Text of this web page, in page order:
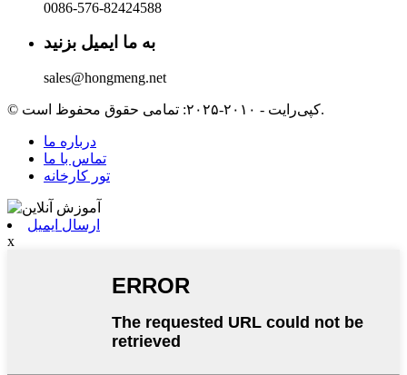
0086-576-82424588
به ما ایمیل بزنید
sales@hongmeng.net
© کپی‌رایت - ۲۰۱۰-۲۰۲۵: تمامی حقوق محفوظ است.
درباره ما
تماس با ما
تور کارخانه
ارسال ایمیل
x